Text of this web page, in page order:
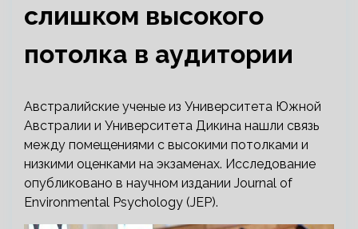
слишком высокого
потолка в аудитории
Австралийские ученые из Университета Южной
Австралии и Университета Дикина нашли связь
между помещениями с высокими потолками и
низкими оценками на экзаменах. Исследование
опубликовано в научном издании Journal of
Environmental Psychology (JEP).